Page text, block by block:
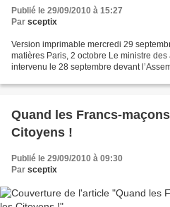
Publié le 29/09/2010 à 15:27
Par sceptix
Version imprimable mercredi 29
matières Paris, 2 octobre Le ministre
intervenu le 28 septembre devant
Quand les Francs-
Citoyens !
Publié le 29/09/2010 à 09:30
Par sceptix